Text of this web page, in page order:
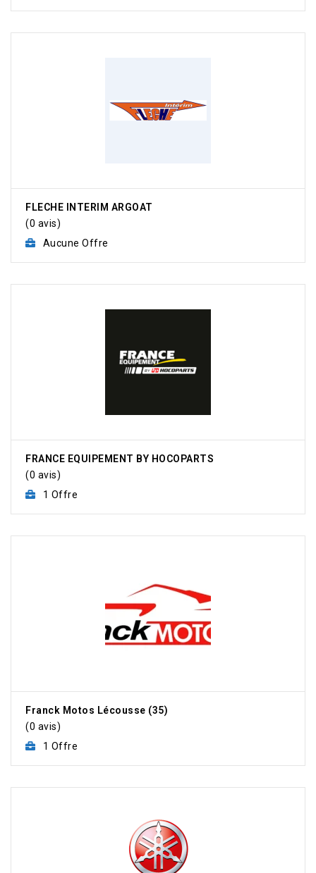
FLECHE INTERIM ARGOAT
(0 avis)
Aucune Offre
FRANCE EQUIPEMENT BY HOCOPARTS
(0 avis)
1 Offre
Franck Motos Lécousse (35)
(0 avis)
1 Offre